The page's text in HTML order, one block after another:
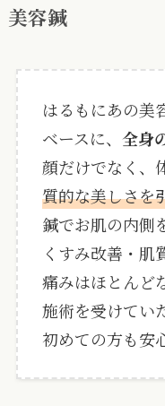
美容鍼
はるもにあの美
ベースに、 全身
顔だけでなく、
質的な美しさを
鍼でお肌の内側
くすみ改善・肌
痛みはほとんど
施術を受けてい
初めての方も安